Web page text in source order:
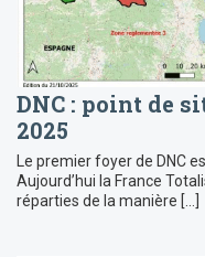
DNC : point de
2025
Le premier foyer de DNC
Aujourd’hui la France
réparties de la manière […]